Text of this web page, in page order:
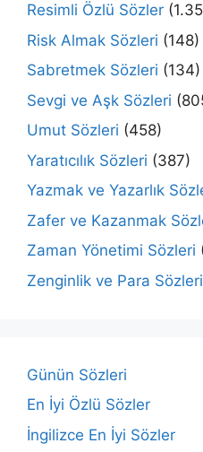
Resimli Özlü Sözler
Risk Almak Sözleri (148)
Sabretmek Sözleri (134)
Sevgi ve Aşk Sözleri
Umut Sözleri (458)
Yaratıcılık Sözleri (387)
Yazmak ve Yazarlık
Zafer ve Kazanmak
Zaman Yönetimi Sözleri
Zenginlik ve Para Sözleri
Günün Sözleri
En İyi Özlü Sözler
İngilizce En İyi Sözler